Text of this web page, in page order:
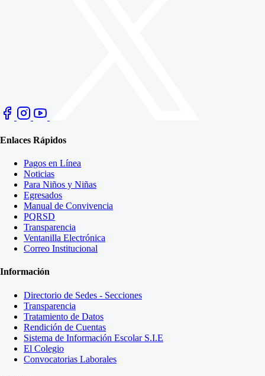
Enlaces Rápidos
Pagos en Línea
Noticias
Para Niños y Niñas
Egresados
Manual de Convivencia
PQRSD
Transparencia
Ventanilla Electrónica
Correo Institucional
Información
Directorio de Sedes - Secciones
Transparencia
Tratamiento de Datos
Rendición de Cuentas
Sistema de Información Escolar S.I.E
El Colegio
Convocatorias Laborales